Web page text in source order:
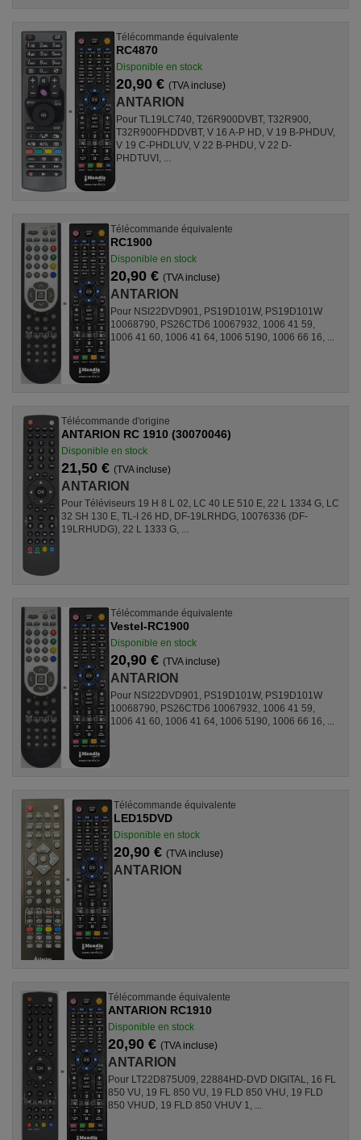
Télécommande équivalente
RC4870
Disponible en stock
20,90 €(TVA incluse)
ANTARION
Pour TL19LC740, T26R900DVBT, T32R900,
T32R900FHDDVBT, V 16 A-P HD, V 19 B-PHDUV,
V 19 C-PHDLUV, V 22 B-PHDU, V 22 D-
PHDTUVI, ...
Télécommande équivalente
RC1900
Disponible en stock
20,90 €(TVA incluse)
ANTARION
Pour NSI22DVD901, PS19D101W, PS19D101W
10068790, PS26CTD6 10067932, 1006 41 59,
1006 41 60, 1006 41 64, 1006 5190, 1006 66 16, ...
Télécommande d'origine
ANTARION RC 1910 (30070046)
Disponible en stock
21,50 € (TVA incluse)
ANTARION
Pour Téléviseurs 19 H 8 L 02, LC 40 LE 510 E, 22 L 1334 G, LC
32 SH 130 E, TL-I 26 HD, DF-19LRHDG, 10076336 (DF-
19LRHUDG), 22 L 1333 G, ...
Télécommande équivalente
Vestel-RC1900
Disponible en stock
20,90 €(TVA incluse)
ANTARION
Pour NSI22DVD901, PS19D101W, PS19D101W
10068790, PS26CTD6 10067932, 1006 41 59,
1006 41 60, 1006 41 64, 1006 5190, 1006 66 16, ...
Télécommande équivalente
LED15DVD
Disponible en stock
20,90 € (TVA incluse)
ANTARION
Télécommande équivalente
ANTARION RC1910
Disponible en stock
20,90 €(TVA incluse)
ANTARION
Pour LT22D875U09, 22884HD-DVD DIGITAL, 16 FL
850 VU, 19 FL 850 VU, 19 FLD 850 VHU, 19 FLD
850 VHUD, 19 FLD 850 VHUV 1, ...